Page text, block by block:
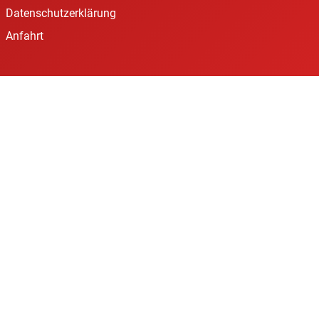
Datenschutzerklärung
Anfahrt